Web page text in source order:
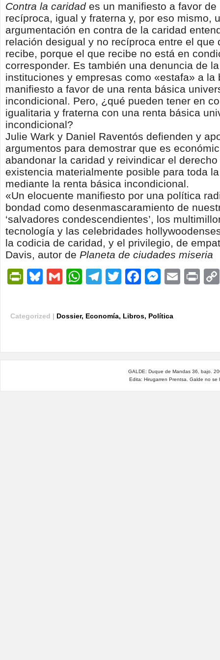
Contra la caridad es un manifiesto a favor de
recíproca, igual y fraterna y, por eso mismo,
argumentación en contra de la caridad
relación desigual y no recíproca entre el que
recibe, porque el que recibe no está en
corresponder. Es también una denuncia de
instituciones y empresas como «estafa» a la
manifiesto a favor de una renta básica
incondicional. Pero, ¿qué pueden tener en
igualitaria y fraterna con una renta básica
incondicional?
Julie Wark y Daniel Raventós defienden y
argumentos para demostrar que es
abandonar la caridad y reivindicar el
existencia materialmente posible para toda
mediante la renta básica incondicional.
«Un elocuente manifiesto por una política
bondad como desenmascaramiento de
‘salvadores condescendientes’, los
tecnología y las celebridades
la codicia de caridad, y el privilegio, de
Davis, autor de Planeta de ciudades miseria
PrintFriendly
Bluesky
GmailWhatsApp
Telegram
TwitterFacebook
Email
Categorized | Dossier, Economía, Libros, Política
GALDE: Duque de Mandas 36, bajo.
Edita: Hirugarren Prentsa. Galde no